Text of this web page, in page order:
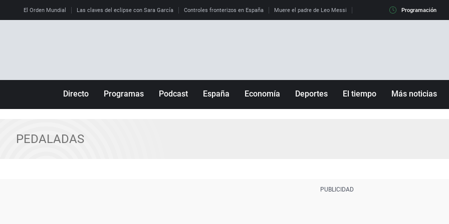
El Orden Mundial Las claves del eclipse con Sara García Controles fronterizos en España Muere el padre de Leo Messi La diferencia entre observar el
Programación
Directo Programas
Julia en la onda
Podcast España Economía Deportes El tiempo Más noticias
PEDALADAS